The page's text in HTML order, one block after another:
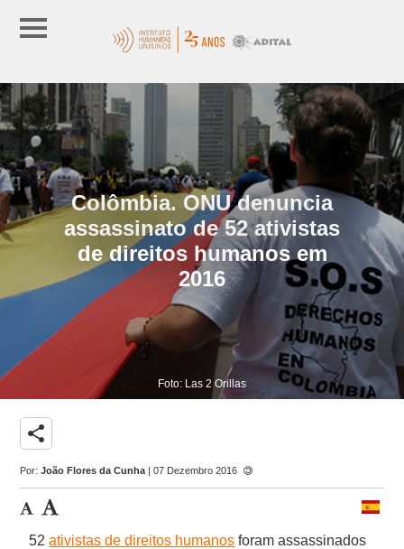
Colômbia. ONU denuncia
assassinato de 52 ativistas
de direitos humanos em
2016
Foto: Las 2 Orillas
share
Por:João Flores da Cunha | 07 Dezembro 2016
52ativistas de direitos humanos foram assassinados